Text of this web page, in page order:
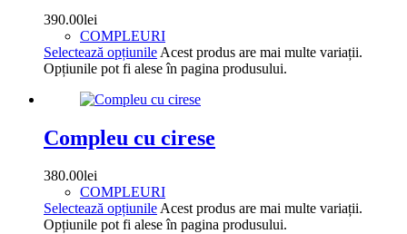
390.00lei
COMPLEURI
Selectează opțiunile Acest produs are mai multe variații.
Opțiunile pot fi alese în pagina produsului.
Compleu cu cirese
380.00lei
COMPLEURI
Selectează opțiunileAcest produs are mai multe variații.
Opțiunile pot fi alese în pagina produsului.